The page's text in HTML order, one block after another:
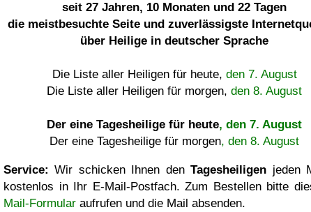
seit 27 Jahren, 10 Monaten und 22 Tagen
die meistbesuchte Seite und zuverlässigste
über Heilige in deutscher Sprache
Die Liste aller Heiligen für heute, den 7. August
Die Liste aller Heiligen für morgen, den 8. August
Der eine Tagesheilige für heute, den 7. August
Der eine Tagesheilige für morgen, den 8. August
Service: Wir schicken Ihnen denTagesheiligen jeden
kostenlos in Ihr E-Mail-Postfach. Zum Bestellen bitte
Mail-Formular aufrufen und die Mail absenden.